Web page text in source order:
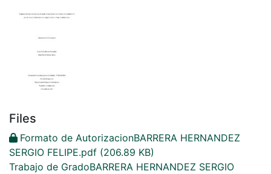
Files
Formato de AutorizacionBARRERA HERNANDEZ
SERGIO FELIPE.pdf (206.89 KB)
Trabajo de GradoBARRERA HERNANDEZ SERGIO